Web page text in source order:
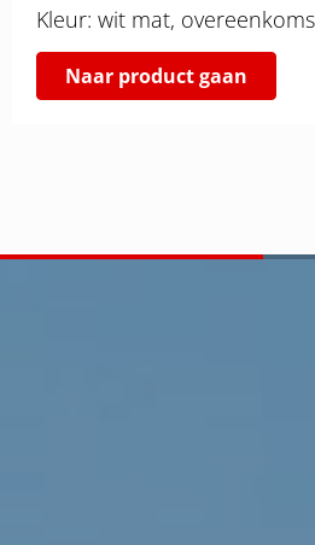
Kleur: wit mat,
Naar product gaan